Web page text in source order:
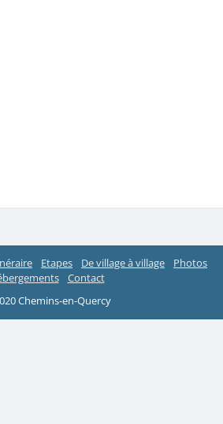
Etapes De village à village
Photos
Contact
Chemins-en-Quercy